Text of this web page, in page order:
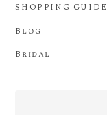
SHOPPING GUIDE
Blog
Bridal